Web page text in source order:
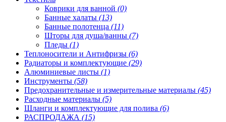
Коврики для ванной (0)
Банные халаты (13)
Банные полотенца (11)
Шторы для душа/ванны (7)
Пледы (1)
Теплоносители и Антифризы (6)
Радиаторы и комплектующие (29)
Алюминиевые листы (1)
Инструменты (58)
Предохранительные и измерительные материалы (45)
Расходные материалы (5)
Шланги и комплектующие для полива (6)
РАСПРОДАЖА (15)